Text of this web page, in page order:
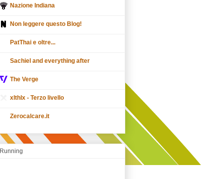
Nazione Indiana
Non leggere questo Blog!
PatThai e oltre...
Sachiel and everything after
The Verge
xlthlx - Terzo livello
Zerocalcare.it
Running